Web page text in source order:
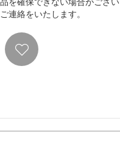
連絡をいたします。